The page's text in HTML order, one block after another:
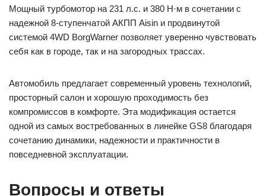
Мощный турбомотор на 231 л.с. и 380 Н·м в сочетании с
надежной 8-ступенчатой АКПП Aisin и продвинутой
системой 4WD BorgWarner позволяет уверенно чувствовать
себя как в городе, так и на загородных трассах.
Автомобиль предлагает современный уровень технологий,
просторный салон и хорошую проходимость без
компромиссов в комфорте. Эта модификация остается
одной из самых востребованных в линейке GS8 благодаря
сочетанию динамики, надежности и практичности в
повседневной эксплуатации.
Вопросы и ответы